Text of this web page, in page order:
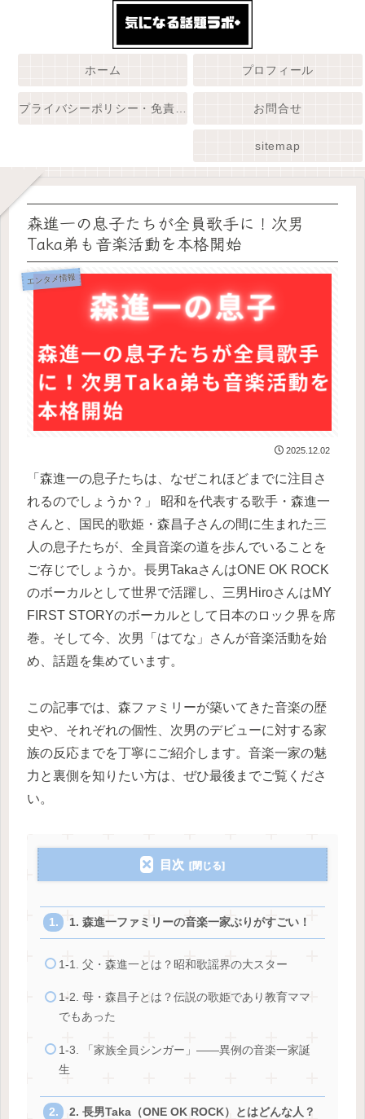
ホーム プロフィール
お問合せ
sitemap
森進一の息子たちが全員歌手に！次男
Taka弟も音楽活動を本格開始
エンタメ情報
2025.12.02
「森進一の息子たちは、なぜこれほどまでに注目さ
れるのでしょうか？」 昭和を代表する歌手・森進一
さんと、国民的歌姫・森昌子さんの間に生まれた三
人の息子たちが、全員音楽の道を歩んでいることを
ご存じでしょうか。長男TakaさんはONE OK ROCK
のボーカルとして世界で活躍し、三男HiroさんはMY
FIRST STORYのボーカルとして日本のロック界を席
巻。そして今、次男「はてな」さんが音楽活動を始
め、話題を集めています。
この記事では、森ファミリーが築いてきた音楽の歴
史や、それぞれの個性、次男のデビューに対する家
族の反応までを丁寧にご紹介します。音楽一家の魅
力と裏側を知りたい方は、ぜひ最後までご覧くださ
い。
目次
1. 森進一ファミリーの音楽一家ぶりがすごい！
1-1. 父・森進一とは？昭和歌謡界の大スター
1-2. 母・森昌子とは？伝説の歌姫であり教育ママ
でもあった
1-3. 「家族全員シンガー」――異例の音楽一家誕
生
2. 長男Taka（ONE OK ROCK）とはどんな人？